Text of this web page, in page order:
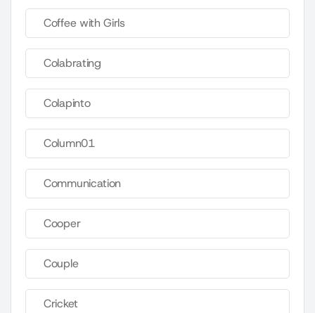
Coffee with Girls
Colabrating
Colapinto
Column01
Communication
Cooper
Couple
Cricket